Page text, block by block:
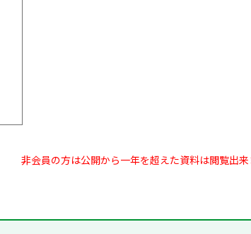
非会員の方は公開から一年を超えた資料は閲覧出来